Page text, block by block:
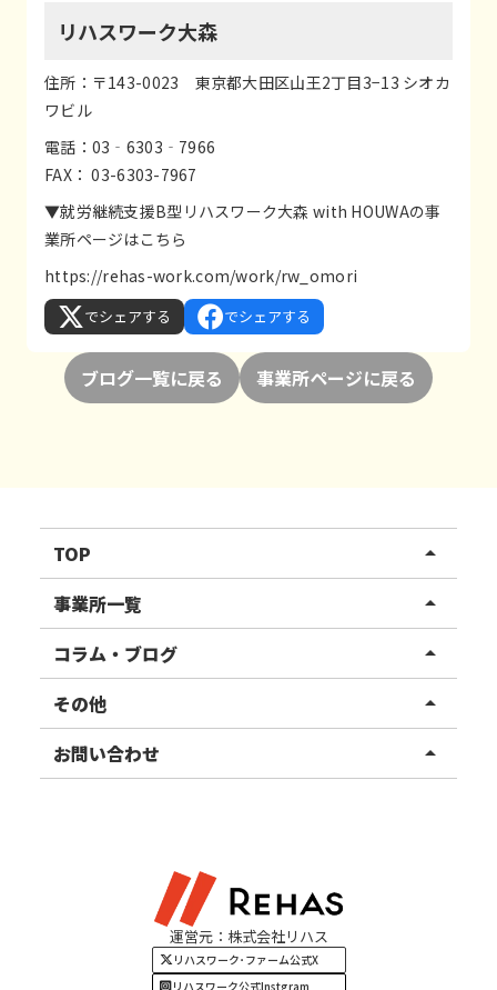
リハスワーク大森
住所：〒143-0023 東京都大田区山王2丁目3−13 シオカ
ワビル
電話：03‐6303‐7966
FAX： 03-6303-7967
▼就労継続支援B型リハスワーク大森 with HOUWAの事
業所ページはこちら
https://rehas-work.com/work/rw_omori
でシェアする でシェアする
ブログ一覧に戻る 事業所ページに戻る
TOP arrow_drop_up
リハスワーク
リハスファーム
事業所一覧 arrow_drop_up
関東エリア
東北エリア
甲信越エリア
四国・九州エリア
コラム・ブログ arrow_drop_up
事業所ブログ
ご利用者様の声
その他 arrow_drop_up
お知らせ
お問い合わせ arrow_drop_up
運営元：株式会社リハス
リハスワーク･ファーム公式X
リハスワーク公式Instgram